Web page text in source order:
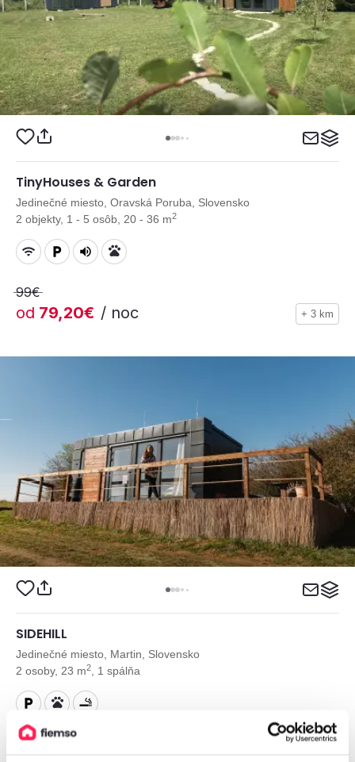
TinyHouses & Garden
Jedinečné miesto, Oravská Poruba, Slovensko
2 objekty, 1 - 5 osôb, 20 - 36 m2
99€
od 79,20€ / noc + 3 km
SIDEHILL
Jedinečné miesto, Martin, Slovensko
2 osoby, 23 m2 , 1 spálňa